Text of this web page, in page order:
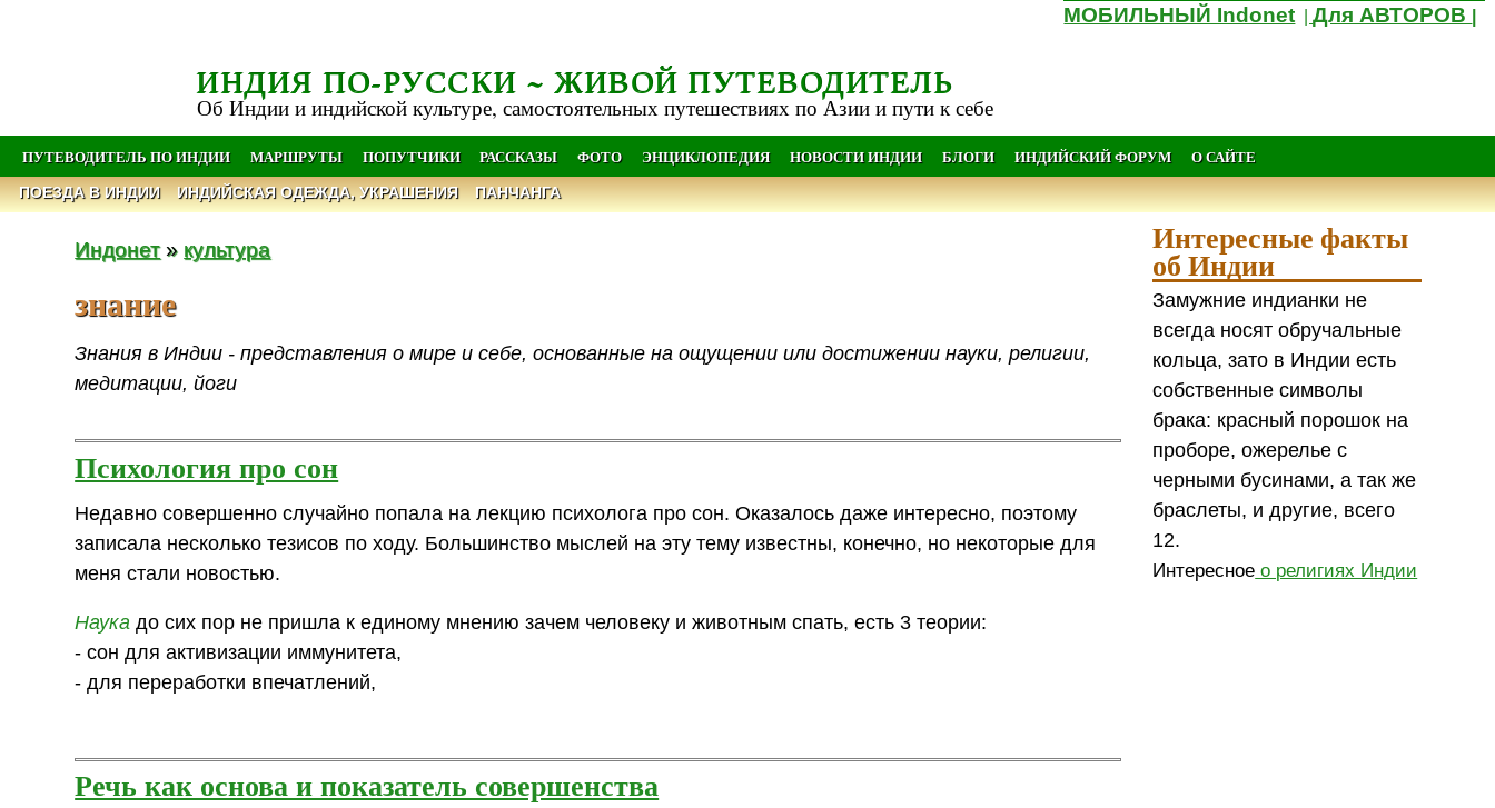
МОБИЛЬНЫЙ Indonet |Для АВТОРОВ
ИНДИЯ ПО-РУССКИ ~ ЖИВОЙ ПУТЕВОДИТЕЛЬ
Об Индии и индийской культуре, самостоятельных путешествиях по Азии и пути к себе
ПУТЕВОДИТЕЛЬ ПО ИНДИИ МАРШРУТЫ ПОПУТЧИКИ РАССКАЗЫ ФОТО ЭНЦИКЛОПЕДИЯ НОВОСТИ ИНДИИ БЛОГИ ИНДИЙСКИЙ ФОРУМ О САЙТЕ
ПОЕЗДА В ИНДИИ ИНДИЙСКАЯ ОДЕЖДА, УКРАШЕНИЯ ПАНЧАНГА
Индонет» культура
знание
Знания в Индии - представления о мире и себе, основанные на ощущении или достижении науки, религии,
медитации, йоги
Психология про сон
Недавно совершенно случайно попала на лекцию психолога про сон. Оказалось даже интересно, поэтому
записала несколько тезисов по ходу. Большинство мыслей на эту тему известны, конечно, но некоторые для
меня стали новостью.
Наука до сих пор не пришла к единому мнению зачем человеку и животным спать, есть 3 теории:
- сон для активизации иммунитета,
- для переработки впечатлений,
Речь как основа и показатель совершенства
Интересные факты
об Индии
Замужние индианки не
всегда носят обручальные
кольца, зато в Индии есть
собственные символы
брака: красный порошок на
проборе, ожерелье с
черными бусинами, а так же
браслеты, и другие, всего
12.
Интересное о религиях Индии